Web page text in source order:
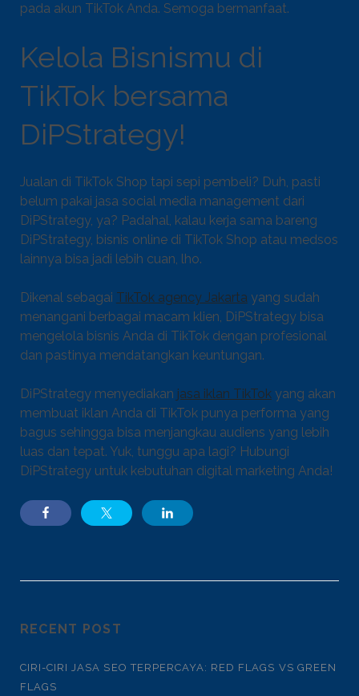
pada akun TikTok Anda. Semoga bermanfaat.
Kelola Bisnismu di
TikTok bersama
DiPStrategy!
Jualan di TikTok Shop tapi sepi pembeli? Duh, pasti
belum pakai jasa social media management dari
DiPStrategy, ya? Padahal, kalau kerja sama bareng
DiPStrategy, bisnis online di TikTok Shop atau medsos
lainnya bisa jadi lebih cuan, lho.
Dikenal sebagai TikTok agency Jakartayang sudah
menangani berbagai macam klien, DiPStrategy bisa
mengelola bisnis Anda di TikTok dengan profesional
dan pastinya mendatangkan keuntungan.
DiPStrategy menyediakan jasa iklan TikTokyang akan
membuat iklan Anda di TikTok punya performa yang
bagus sehingga bisa menjangkau audiens yang lebih
luas dan tepat. Yuk, tunggu apa lagi? Hubungi
DiPStrategy untuk kebutuhan digital marketing Anda!
RECENT POST
CIRI-CIRI JASA SEO TERPERCAYA: RED FLAGS VS GREEN
FLAGS